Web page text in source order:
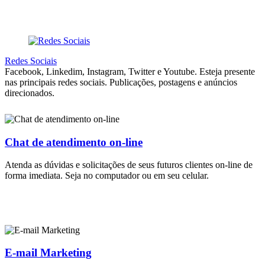
Redes Sociais
Facebook, Linkedim, Instagram, Twitter e Youtube. Esteja presente
nas principais redes sociais. Publicações, postagens e anúncios
direcionados.
Chat de atendimento on-line
Atenda as dúvidas e solicitações de seus futuros clientes on-line de
forma imediata. Seja no computador ou em seu celular.
E-mail Marketing